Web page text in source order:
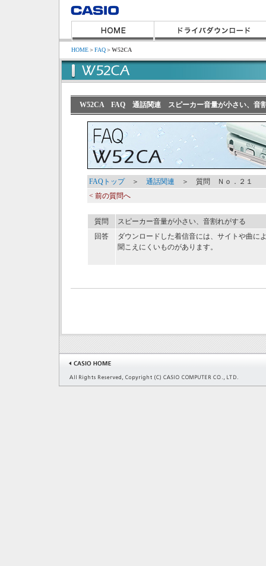
HOME＞FAQ＞W52CA
W52CA FAQ 通話関連 スピーカー音量が小さい、音
FAQトップ＞ 通話関連 ＞ 質問 Ｎｏ．２１
< 前の質問へ
質問
スピーカー音量が小さい、音割れがする
回答
ダウンロードした着信音には、サイトや曲に
聞こえにくいものがあります。